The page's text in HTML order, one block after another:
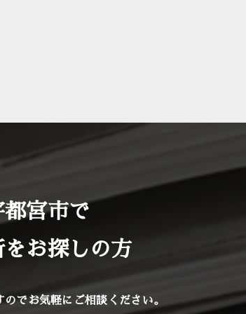
く、リンク先自身のプライバシーの考え方に従って行われま
直し、改善してまいります。本書を変更する場合は、この
掲載することにより、常にプライバシー情報の収集や使用
初情報が収集された時点で述べた内容と異なった方法で個
ます。
ついての選択権は、お客様が有しております。
宮市で
お探しの方
のでお気軽にご相談ください。